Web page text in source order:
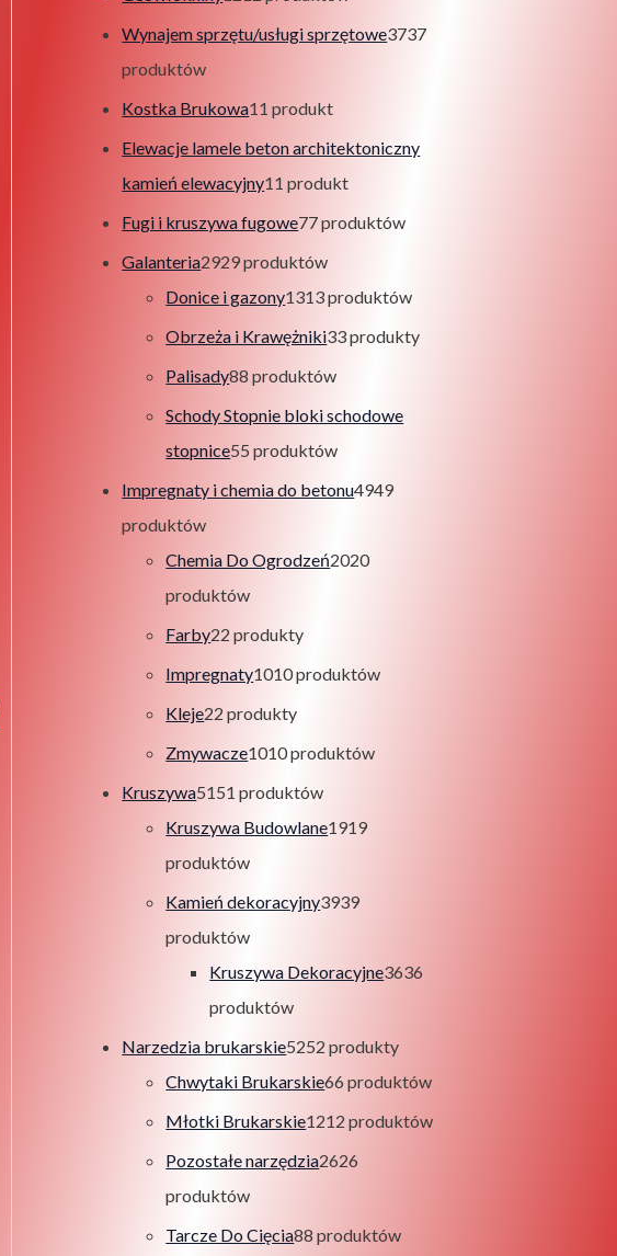
Wynajem sprzętu/usługi sprzętowe3737
produktów
Kostka Brukowa11 produkt
Elewacje lamele beton architektoniczny
kamień elewacyjny11 produkt
Fugi i kruszywa fugowe77 produktów
Galanteria2929 produktów
Donice i gazony1313 produktów
Obrzeża i Krawężniki33 produkty
Palisady88 produktów
Schody Stopnie bloki schodowe
stopnice55 produktów
Impregnaty i chemia do betonu4949
produktów
Chemia Do Ogrodzeń2020
produktów
Farby22 produkty
Impregnaty1010 produktów
Kleje22 produkty
Zmywacze1010 produktów
Kruszywa5151 produktów
Kruszywa Budowlane1919
produktów
Kamień dekoracyjny3939
produktów
Kruszywa Dekoracyjne3636
produktów
Narzedzia brukarskie5252 produkty
Chwytaki Brukarskie66 produktów
Młotki Brukarskie1212 produktów
Pozostałe narzędzia2626
produktów
Tarcze Do Cięcia88 produktów